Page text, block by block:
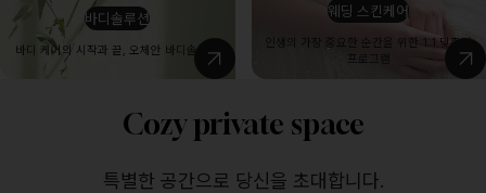
바디솔루션
바디 케어의 시작과 끝, 오체안 바디솔루션
웨딩 스킨케어
인생의 가장 중요한 순간을 위한 1:1 맞춤형
프로그램
Cozy private space
특별한 공간으로 당신을 초대합니다.